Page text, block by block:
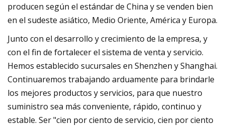
producen según el estándar de China y se venden bien
en el sudeste asiático, Medio Oriente, América y Europa.
Junto con el desarrollo y crecimiento de la empresa, y
con el fin de fortalecer el sistema de venta y servicio.
Hemos establecido sucursales en Shenzhen y Shanghai.
Continuaremos trabajando arduamente para brindarle
los mejores productos y servicios, para que nuestro
suministro sea más conveniente, rápido, continuo y
estable. Ser "cien por ciento de servicio, cien por ciento